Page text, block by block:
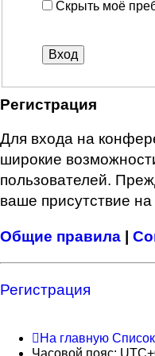
Скрыть моё
Регистрация
Для входа на
широкие
пользователей.
ваше присутствие
Общие правила
Регистрация
На главную
Часовой пояс: